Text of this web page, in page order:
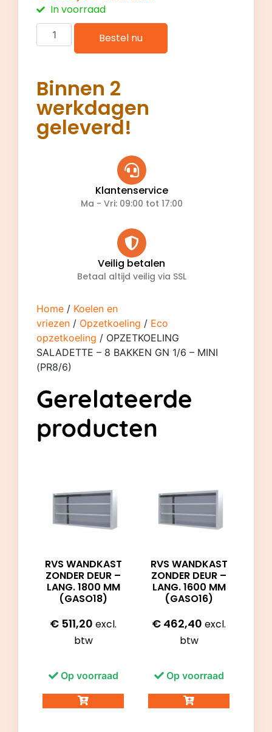
In voorraad
Bestel nu
Binnen 2
werkdagen
geleverd!
Klantenservice
Ma - Vri: 09:00 tot 17:00
Veilig betalen
Betaal altijd veilig via SSL
Home / Koelen en
vriezen / Opzetkoeling / Eco
opzetkoeling / OPZETKOELING
SALADETTE – 8 BAKKEN GN 1/6 – MINI
(PR8/6)
Gerelateerde
producten
RVS WANDKAST
ZONDER DEUR –
LANG. 1800 MM
(GASO18)
€ 511,20 excl.
btw
Op voorraad
RVS WANDKAST
ZONDER DEUR –
LANG. 1600 MM
(GASO16)
€ 462,40 excl.
btw
Op voorraad